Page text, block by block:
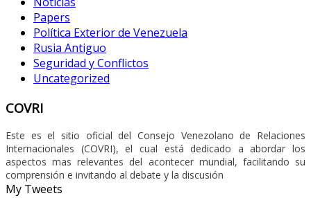
Papers
Política Exterior de Venezuela
Rusia Antiguo
Seguridad y Conflictos
Uncategorized
COVRI
Este es el sitio oficial del Consejo Venezolano de Relaciones
Internacionales (COVRI), el cual está dedicado a abordar los
aspectos mas relevantes del acontecer mundial, facilitando su
comprensión e invitando al debate y la discusión
My Tweets